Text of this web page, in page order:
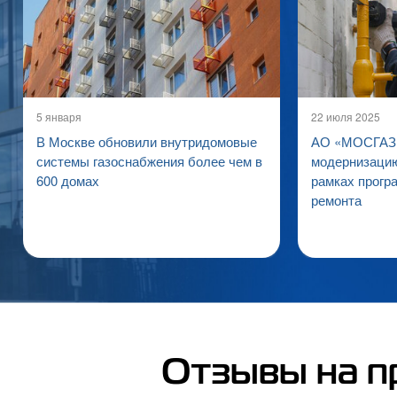
5 января
В Москве обновили внутридомовые
системы газоснабжения более чем в
600 домах
22 июля 2025
АО
рамках
ремонта
Отзывы на